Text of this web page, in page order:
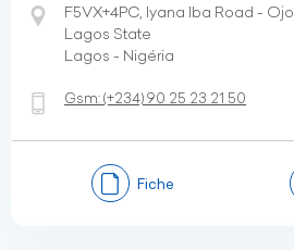
F5VX+4PC, Iyana Iba Road - Ojo
Lagos State
Lagos - Nigéria
Gsm:(+234)90 25 23 21 50
Fiche